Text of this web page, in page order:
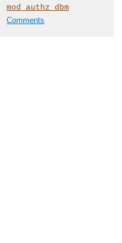
mod_authz_dbm
Comments